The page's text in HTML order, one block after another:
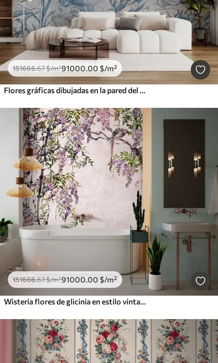
151666.67$/m²91000.00 $/m²
Flores gráficas dibujadas en la pared del loft
151666.67$/m²91000 .00 $/m²